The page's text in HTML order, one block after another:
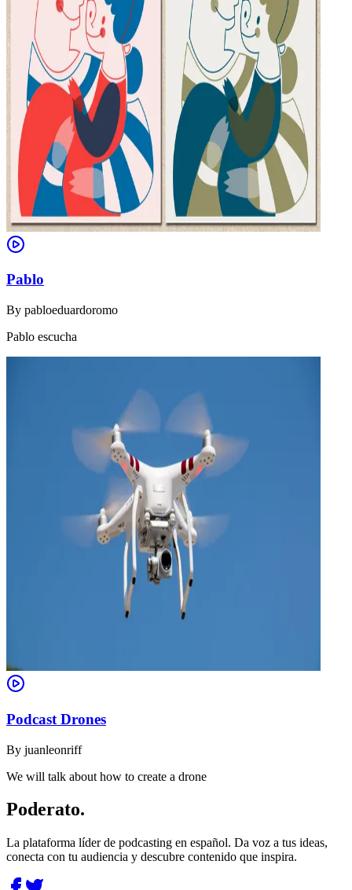
Pablo
By pabloeduardoromo
Pablo escucha
Podcast Drones
By juanleonriff
We will talk about how to create a drone
Poderato.
La plataforma líder de podcasting en español. Da voz a tus ideas,
conecta con tu audiencia y descubre contenido que inspira.